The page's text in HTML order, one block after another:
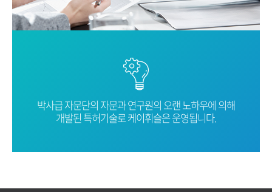
박사급 자문단의 자문과 연구원의 오랜노하우에 의해
개발된 특허기술로케이휘슬은 운영됩니다.